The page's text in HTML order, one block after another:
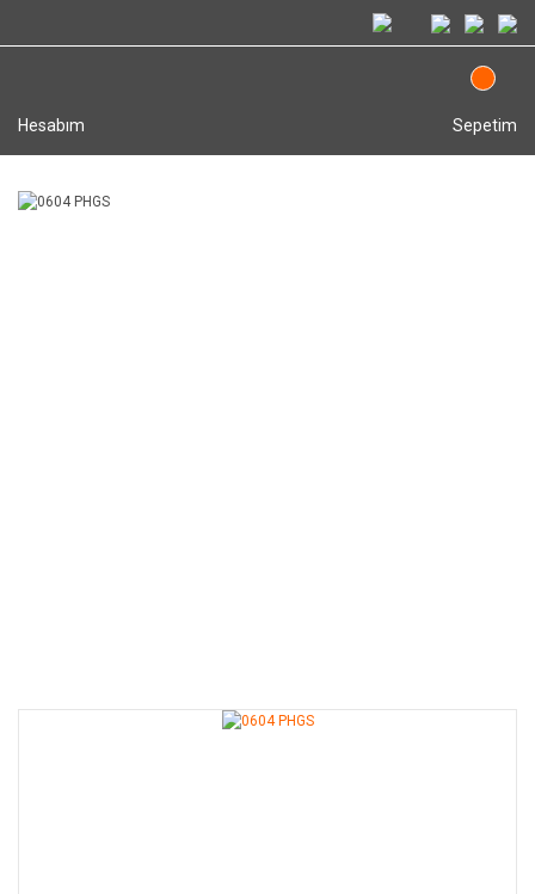
Hesabım Sepetim